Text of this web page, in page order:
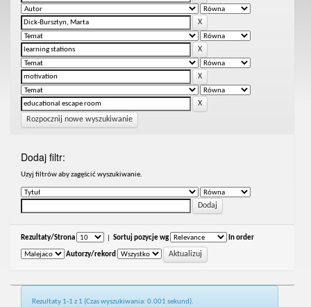
Rozpocznij nowe wyszukiwanie
Dodaj filtr:
Uzyj filtrów aby zagęścić wyszukiwanie.
Rezultaty/Strona Sortuj pozycje wg In order
Autorzy/rekord
Rezultaty 1-1 z 1 (Czas wyszukiwania: 0.001 sekund).